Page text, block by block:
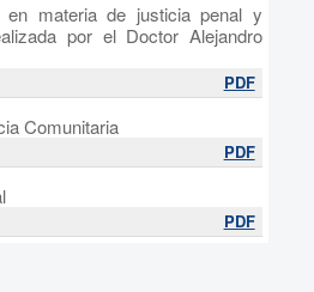
en materia de justicia penal y
por el Doctor Alejandro
PDF
Comunitaria
PDF
PDF